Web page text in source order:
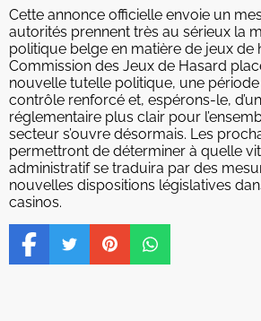
Cette annonce officielle envoie un
autorités prennent très au sérieux la
politique belge en matière de jeux de
Commission des Jeux de Hasard
nouvelle tutelle politique, une
contrôle renforcé et, espérons-le,
réglementaire plus clair pour
secteur s’ouvre désormais. Les
permettront de déterminer à quelle
administratif se traduira par des
nouvelles dispositions législatives
casinos.